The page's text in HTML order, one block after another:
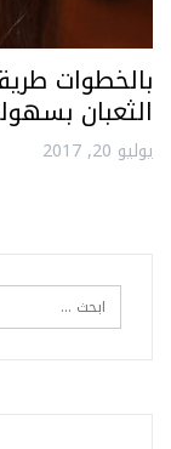
بالخطوات
الثعبان
يوليو 20, 2017